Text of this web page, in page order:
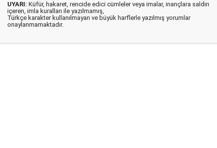
UYARI: Küfür, hakaret, rencide edici cümleler veya imalar, inançlara saldırı
içeren, imla kuralları ile yazılmamış,
Türkçe karakter kullanılmayan ve büyük harflerle yazılmış yorumlar
onaylanmamaktadır.